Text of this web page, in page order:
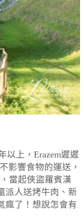
以上， Erazem遲遲
影響食物的運送，
當起俠盜羅賓漢
派人送烤牛肉、新
瘋了！想說怎會有